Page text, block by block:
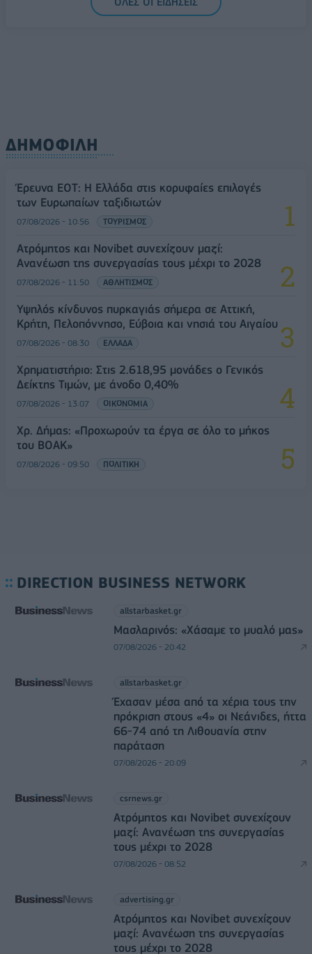
ΔΗΜΟΦΙΛΗ
Έρευνα ΕΟΤ: Η Ελλάδα στις κορυφαίες επιλογές
των Ευρωπαίων ταξιδιωτών
07/08/2026 - 10:56 ΤΟΥΡΙΣΜΟΣ
Ατρόμητος και Novibet συνεχίζουν μαζί:
Ανανέωση της συνεργασίας τους μέχρι το 2028
07/08/2026 - 11:50 ΑΘΛΗΤΙΣΜΟΣ
Υψηλός κίνδυνος πυρκαγιάς σήμερα σε Αττική,
Κρήτη, Πελοπόννησο, Εύβοια και νησιά του Αιγαίου
07/08/2026 - 08:30 ΕΛΛΑΔΑ
Χρηματιστήριο: Στις 2.618,95 μονάδες ο Γενικός
Δείκτης Τιμών, με άνοδο 0,40%
07/08/2026 - 13:07 ΟΙΚΟΝΟΜΙΑ
Χρ. Δήμας: «Προχωρούν τα έργα σε όλο το μήκος
του ΒΟΑΚ»
07/08/2026 - 09:50 ΠΟΛΙΤΙΚΗ
DIRECTION BUSINESS NETWORK
allstarbasket.gr
Μασλαρινός: «Χάσαμε το μυαλό μας»
07/08/2026 - 20:42
allstarbasket.gr
Έχασαν μέσα από τα χέρια τους την
πρόκριση στους «4» οι Νεάνιδες, ήττα
66-74 από τη Λιθουανία στην
παράταση
07/08/2026 - 20:09
csrnews.gr
Ατρόμητος και Novibet συνεχίζουν
μαζί: Ανανέωση της συνεργασίας
τους μέχρι το 2028
07/08/2026 - 08:52
advertising.gr
Ατρόμητος και Novibet συνεχίζουν
μαζί: Ανανέωση της συνεργασίας
τους μέχρι το 2028